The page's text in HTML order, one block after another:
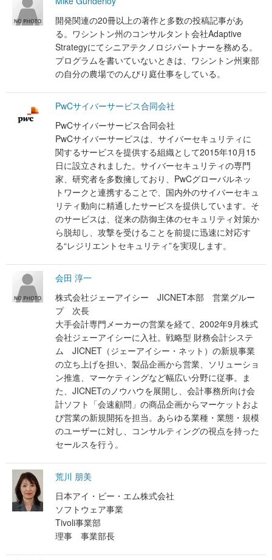
開発関連の20冊以上の著作と多数の投稿記事があ
る。ワシントン州のコンサルタント会社Adaptive
Strategyにてシニアテクノロジパートナーを務める。
プログラムを書いていないときは、ワシントン州東部
の自分の農場でのんびり庭仕事をしている。
PwCサイバーサービス合同会社
PwCサイバーサービス合同会社
PwCサイバーサービスは、サイバーセキュリティに
関するサービスを提供する組織として2015年10月15
日に設立されました。サイバーセキュリティの専門
家、研究者を多数擁しており、PwCグローバルネッ
トワークと連携することで、国内外のサイバーセキュ
リティ動向に精通したサービスを提供しています。そ
のサービスは、従来の防御主体のセキュリティ対策か
ら脱却し、攻撃を受けることを前提に迅速に対応す
る“レジリエントセキュリティ”を実現します。
会田 淳一
株式会社ジェーアイシー JICNET本部 営業グルー
プ 次長
大手会計専門メーカーの営業を経て、2002年9月株式
会社ジェーアイシーに入社。戦略型 財務会計システ
ム JICNET（ジェーアイシー・ネット）の新規事業
の立ち上げを担い、製品企画から営業、ソリューショ
ン推進、マーケティングなど幅広い分野に従事。ま
た、JICNETのノウハウを展開し、会計事務所向け会
計ソフト「会速顧問」の商品企画からマーケットおよ
び営業の新規開拓を担当。あらゆる業種・業態・規模
のユーザーに対し、コンサルティングの視点を持った
セールスを行う。
荒川 朋美
日本アイ・ビー・エム株式会社
ソフトウェア事業
Tivoli事業部
理事 事業部長